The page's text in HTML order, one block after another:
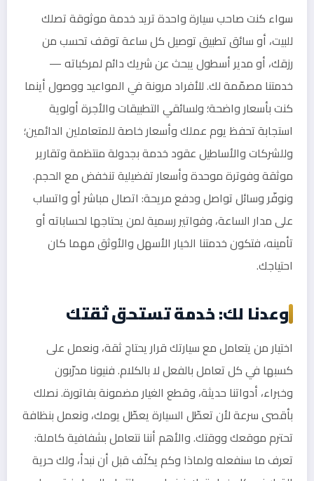
سواء كنت صاحب سيارة واحدة تريد خدمة موثوقة تصلك
للبيت، أو سائق تطبيق توصيل كل ساعة توقف تحسب من
رزقك، أو مدير أسطول يبحث عن شريك دائم لمركباته —
خدمتنا مصمّمة لك. للأفراد مرونة في المواعيد ووصول أينما
كنت بأسعار واضحة؛ ولسائقي التطبيقات والأجرة أولوية
استجابة تحفظ يوم عملك وأسعار خاصة للمتعاملين الدائمين؛
وللشركات والأساطيل عقود خدمة بجدولة منتظمة وتقارير
موثقة وفوترة موحدة وأسعار تفضيلية تنخفض مع الحجم.
ونوفّر وسائل تواصل ودفع مريحة: اتصال مباشر أو واتساب
على مدار الساعة، وفواتير رسمية لمن يحتاجها لحساباته أو
تأمينه، فتكون خدمتنا الخيار الأسهل والأوثق مهما كان
احتياجك.
وعدنا لك: خدمة تستحق ثقتك
اختيار من يتعامل مع سيارتك قرار يحتاج ثقة، ونعمل على
كسبها في كل تعامل بالفعل لا بالكلام. فنيونا مدرّبون
وخبراء، أدواتنا حديثة، وقطع الغيار مضمونة بفاتورة. نصلك
بأقصى سرعة لأن تعطّل السيارة يعطّل يومك، ونعمل بنظافة
تحترم موقعك ووقتك. والأهم أننا نتعامل بشفافية كاملة:
تعرف ما سنفعله ولماذا وكم يكلّف قبل أن نبدأ، ولك حرية